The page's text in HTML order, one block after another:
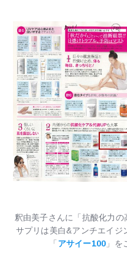
釈由美子さんに「抗酸化力
サプリは美白&アンチエイジ
「 アサイー100 」を